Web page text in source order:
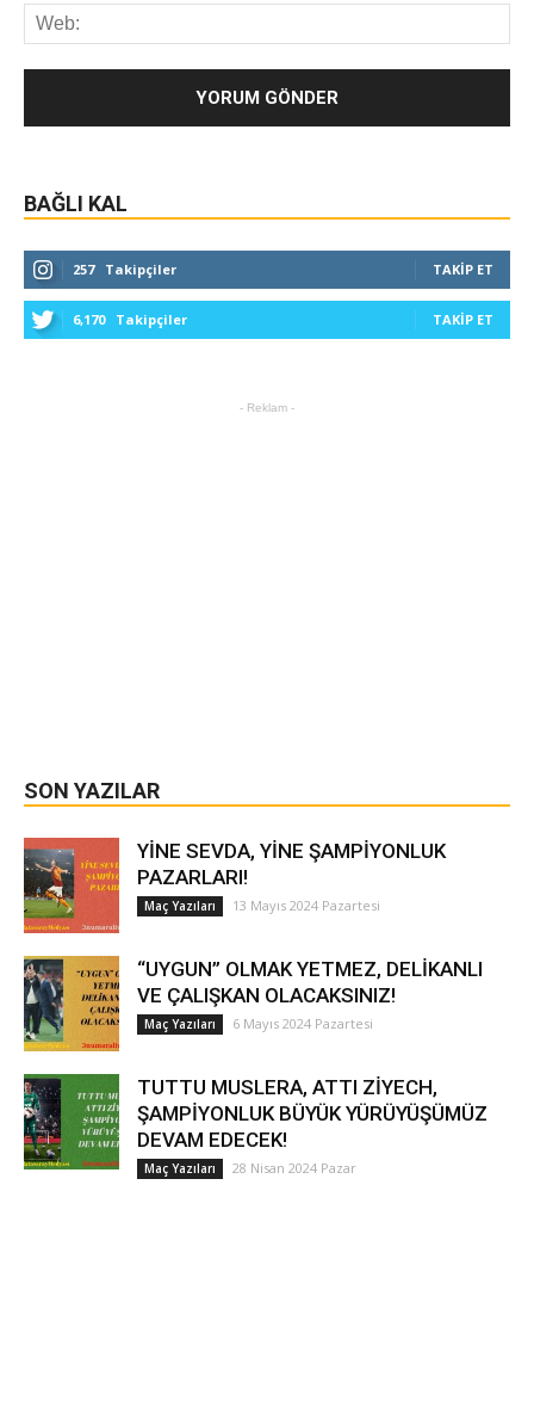
BAĞLI KAL
257 Takipçiler TAKIP ET
6,170 Takipçiler TAKIP ET
- Reklam -
SON YAZILAR
YİNE SEVDA, YİNE ŞAMPİYONLUK
PAZARLARI!
Maç Yazıları 13 Mayıs 2024 Pazartesi
“UYGUN” OLMAK YETMEZ, DELİKANLI
VE ÇALIŞKAN OLACAKSINIZ!
Maç Yazıları 6 Mayıs 2024 Pazartesi
TUTTU MUSLERA, ATTI ZİYECH,
ŞAMPİYONLUK BÜYÜK YÜRÜYÜŞÜMÜZ
DEVAM EDECEK!
Maç Yazıları 28 Nisan 2024 Pazar